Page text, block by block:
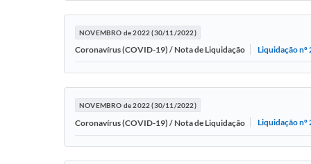
NOVEMBRO de 2022 (30/11/2022)
Coronavírus (COVID-19) / Nota de Liquidação Liquidação nº
NOVEMBRO de 2022 (30/11/2022)
Coronavírus (COVID-19) / Nota de Liquidação Liquidação nº